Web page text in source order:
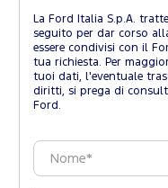
La Ford Italia S.p.A.
seguito per dar corso
essere condivisi con il
tua richiesta. Per
tuoi dati, l'eventuale
diritti, si prega di
Ford.